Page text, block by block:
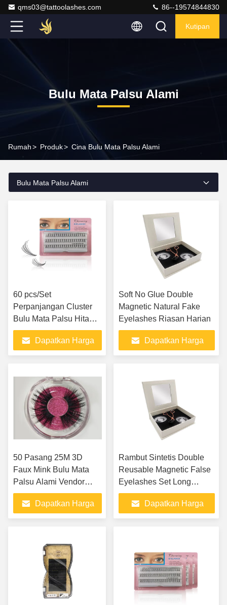
qms03@tattoolashes.com 86--19574844830
Kutipan
Bulu Mata Palsu Alami
Rumah> Produk> Cina Bulu Mata Palsu Alami
Bulu Mata Palsu Alami
60 pcs/Set
Perpanjangan Cluster
Bulu Mata Palsu Hitam
Alami Individu
Dapatkan Harga
Soft No Glue Double
Magnetic Natural Fake
Eyelashes Riasan Harian
Dapatkan Harga
50 Pasang 25M 3D
Faux Mink Bulu Mata
Palsu Alami Vendor
Bulu Mata Mink
Dapatkan Harga
Rambut Sintetis Double
Reusable Magnetic False
Eyelashes Set Long
Lasting
Dapatkan Harga